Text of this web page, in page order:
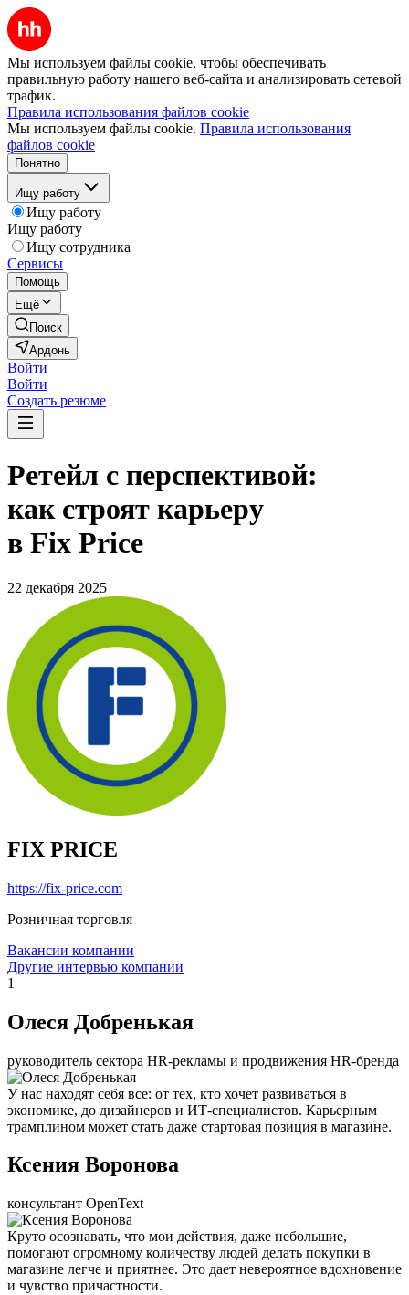
Мы используем файлы cookie, чтобы обеспечивать
правильную работу нашего веб-сайта и анализировать сетевой
трафик.
Правила использования файлов cookie
Мы используем файлы cookie. Правила использования
файлов cookie
Понятно
Ищу работу
Ищу работу
Ищу работу
Ищу сотрудника
Сервисы
Помощь
Ещё
Поиск
Ардонь
Войти
Войти
Создать резюме
Ретейл с перспективой:
как строят карьеру
в Fix Price
22 декабря 2025
FIX PRICE
https://fix-price.com
Розничная торговля
Вакансии компании
Другие интервью компании
1
Олеся Добренькая
руководитель сектора HR-рекламы и продвижения HR-бренда
У нас находят себя все: от тех, кто хочет развиваться в
экономике, до дизайнеров и ИТ-специалистов. Карьерным
трамплином может стать даже стартовая позиция в магазине.
Ксения Воронова
консультант OpenText
Круто осознавать, что мои действия, даже небольшие,
помогают огромному количеству людей делать покупки в
магазине легче и приятнее. Это дает невероятное вдохновение
и чувство причастности.